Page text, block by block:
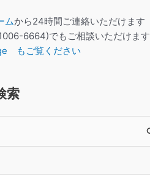
ムから24時間ご連絡いただけます
6664)でもご相談いただけます
もご覧ください
索